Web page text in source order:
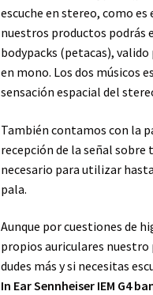
escuche en stereo, como es
nuestros productos podrás
bodypacks (petacas), valido
en mono. Los dos músicos
sensación espacial del
También contamos con la
recepción de la señal sobre
necesario para utilizar
pala.
Aunque por cuestiones de
propios auriculares nuestro
dudes más y si necesitas
In Ear Sennheiser IEM G4